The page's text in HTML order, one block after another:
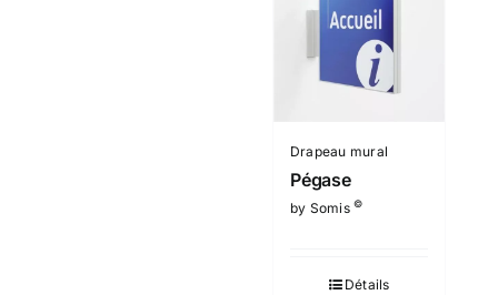
Drapeau mural
Pégase
by Somis©
Détails